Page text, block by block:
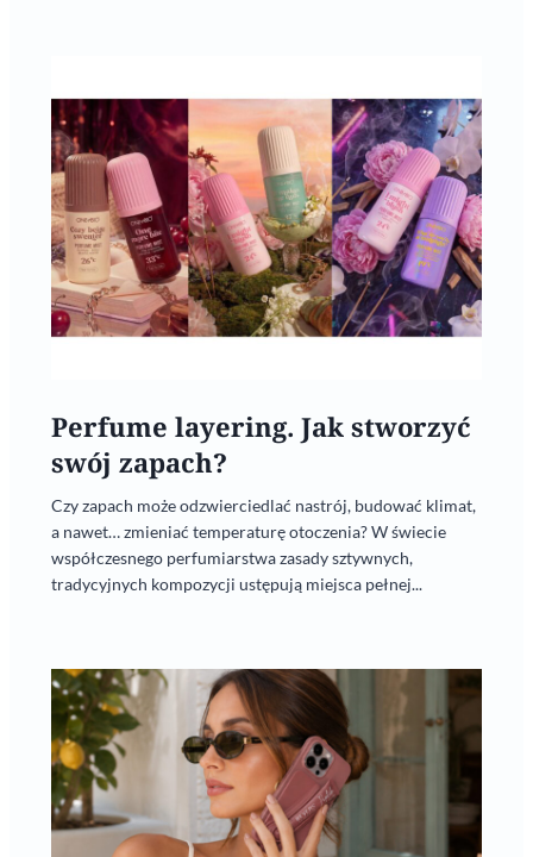
Perfume layering. Jak stworzyć
swój zapach?
Czy zapach może odzwierciedlać nastrój, budować klimat,
a nawet… zmieniać temperaturę otoczenia? W świecie
współczesnego perfumiarstwa zasady sztywnych,
tradycyjnych kompozycji ustępują miejsca pełnej...